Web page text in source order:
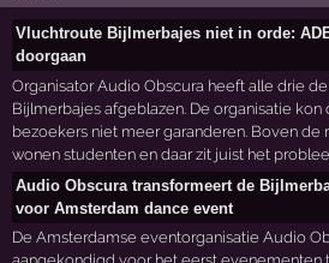
Vluchtroute Bijlmerbajes niet in orde:
doorgaan
Organisator Audio Obscura heeft alle drie
Bijlmerbajes afgeblazen. De organisatie
bezoekers niet meer garanderen. Boven de
wonen studenten en daar zit juist het
Audio Obscura transformeert de
voor Amsterdam dance event
De Amsterdamse eventorganisatie Audio